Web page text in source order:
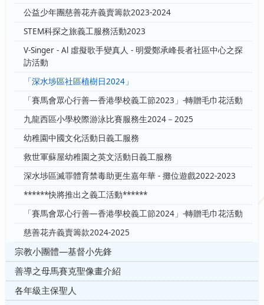
公益少年團慈善花卉義賣籌款2023-2024
STEM科探之旅義工服務活動2023
V-Singer - Al 虛擬歌手變真人 - 明愛鄭承峰長者社區中心之探
訪活動
「深水埗區社區植樹日2024」
「賽馬會眾心行善—香港學校義工節2023」-轉贈毛巾花活動
九龍西區小學校際游泳比賽服務生2024－2025
幼稚園中國文化活動日義工服務
救世軍蘇屋幼稚園之英文活動日義工服務
深水埗區滅罪體育禁毒助更生嘉年華 - 攤位遊戲2022-2023
******快將推出之義工活動******
「賽馬會眾心行善—香港學校義工節2024」-轉贈毛巾花活動
慈善花卉義賣籌款2024-2025
宗教小團體—基督小先鋒
善導之母馬賽克聖像畫介紹
各年級主保聖人